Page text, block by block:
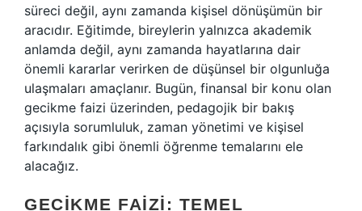
süreci değil, aynı zamanda kişisel dönüşümün bir
aracıdır. Eğitimde, bireylerin yalnızca akademik
anlamda değil, aynı zamanda hayatlarına dair
önemli kararlar verirken de düşünsel bir olgunluğa
ulaşmaları amaçlanır. Bugün, finansal bir konu olan
gecikme faizi üzerinden, pedagojik bir bakış
açısıyla sorumluluk, zaman yönetimi ve kişisel
farkındalık gibi önemli öğrenme temalarını ele
alacağız.
GECIKME FAIZI: TEMEL